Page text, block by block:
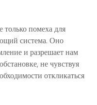
только помеха для
система. Оно
и разрешает нам
не чувствуя
откликаться